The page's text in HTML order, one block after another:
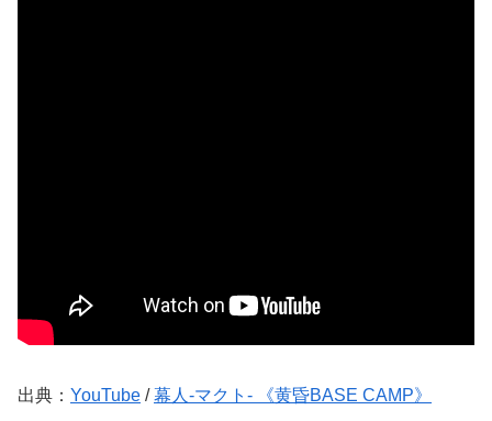
出典： YouTube /幕人-マクト- 《黄昏BASE CAMP》